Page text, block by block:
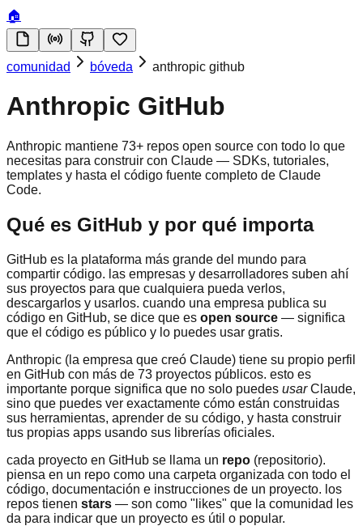
🏠
comunidad bóveda anthropic github
Anthropic GitHub
Anthropic mantiene 73+ repos open source con todo lo que
necesitas para construir con Claude — SDKs, tutoriales,
templates y hasta el código fuente completo de Claude
Code.
Qué es GitHub y por qué importa
GitHub es la plataforma más grande del mundo para
compartir código. las empresas y desarrolladores suben ahí
sus proyectos para que cualquiera pueda verlos,
descargarlos y usarlos. cuando una empresa publica su
código en GitHub, se dice que es open source — significa
que el código es público y lo puedes usar gratis.
Anthropic (la empresa que creó Claude) tiene su propio perfil
en GitHub con más de 73 proyectos públicos. esto es
importante porque significa que no solo puedes usarClaude,
sino que puedes ver exactamente cómo están construidas
sus herramientas, aprender de su código, y hasta construir
tus propias apps usando sus librerías oficiales.
cada proyecto en GitHub se llama un repo (repositorio).
piensa en un repo como una carpeta organizada con todo el
código, documentación e instrucciones de un proyecto. los
repos tienen stars — son como "likes" que la comunidad les
da para indicar que un proyecto es útil o popular.